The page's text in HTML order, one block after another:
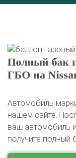
Полный бак
ГБО на
Автомобиль
нашем сайте.
ваш автомобиль
получите полный